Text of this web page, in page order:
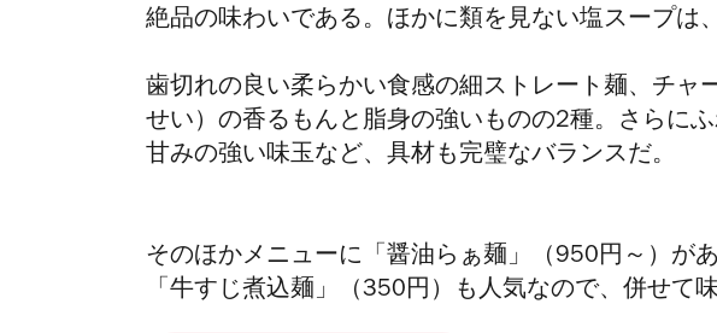
絶品の味わいである。ほかに類を見ない塩スープは
歯切れの良い柔らかい食感の細ストレート麺、チャ
せい）の香るもんと脂身の強いものの2種。さらにふ
甘みの強い味玉など、具材も完璧なバランスだ。
そのほかメニューに「醤油らぁ麺」（950円～）が
「牛すじ煮込麺」（350円）も人気なので、併せて